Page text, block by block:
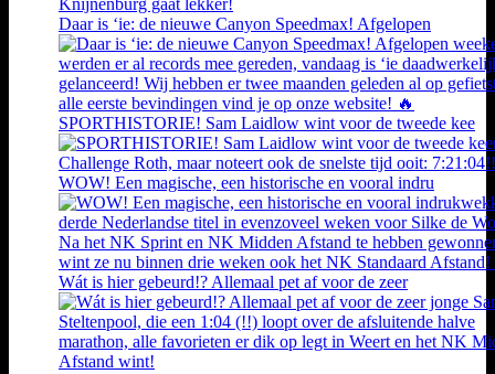
Daar is ‘ie: de nieuwe Canyon Speedmax! Afgelopen
SPORTHISTORIE! Sam Laidlow wint voor de tweede kee
WOW! Een magische, een historische en vooral indru
Wát is hier gebeurd!? Allemaal pet af voor de zeer